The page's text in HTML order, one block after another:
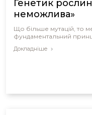
Генетик
неможлива»
Що більше мутацій, то
фундаментальний
Докладніше